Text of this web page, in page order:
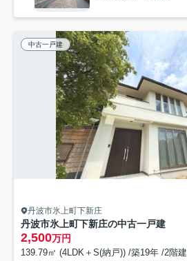
中古一戸建
丹波市氷上町下新庄
丹波市氷上町下新庄の中古一戸建
2,500万円
139.79㎡ (4LDK＋S(納戸)) /築19年 /2階建